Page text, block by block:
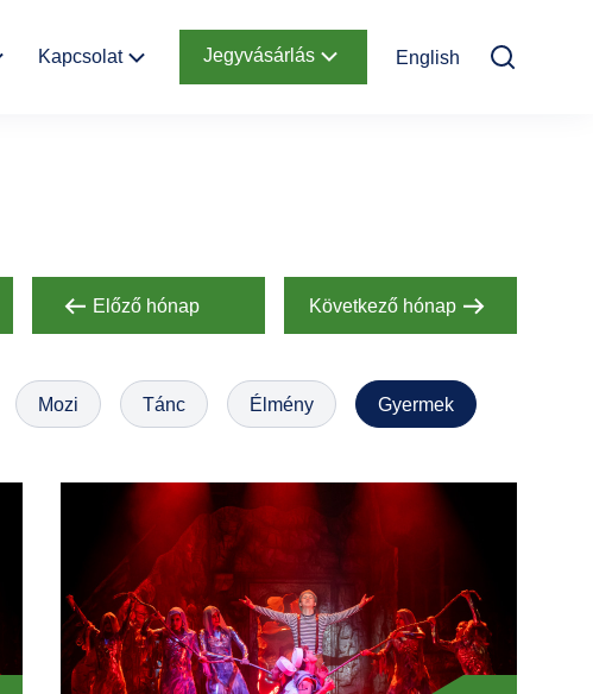
Kapcsolat
Helyszínbérlés
Jegyvásárlás English
Előző hónap Következő hónap
Mozi Tánc Élmény Gyermek